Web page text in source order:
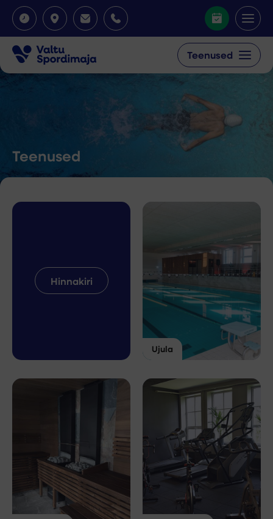
Teenused
Teenused
Hinnakiri
Ujula